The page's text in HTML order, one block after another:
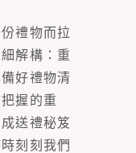
禮物而拉
解構：重
好禮物清
握的重
送禮秘笈
刻刻我們